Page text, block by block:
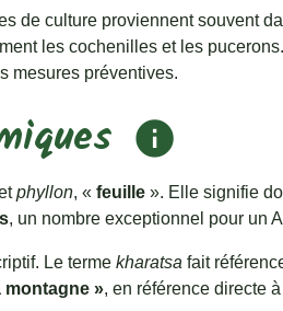
de culture proviennent souvent
les cochenilles et les
mesures préventives.
info
phyllon, «feuille ». Elle signifie
, un nombre exceptionnel pour un
Le termekharatsa fait
montagne », en référence directe